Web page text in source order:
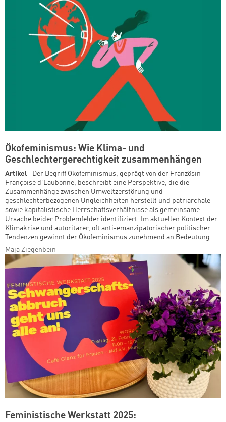
Ökofeminismus: Wie Klima- und
Geschlechtergerechtigkeit zusammenhängen
Artikel
Der Begriff Ökofeminismus, geprägt von der Französin
Françoise d’Eaubonne, beschreibt eine Perspektive, die die
Zusammenhänge zwischen Umweltzerstörung und
geschlechterbezogenen Ungleichheiten herstellt und patriarchale
sowie kapitalistische Herrschaftsverhältnisse als gemeinsame
Ursache beider Problemfelder identifiziert. Im aktuellen Kontext der
Klimakrise und autoritärer, oft anti-emanzipatorischer politischer
Tendenzen gewinnt der Ökofeminismus zunehmend an Bedeutung.
Maja Ziegenbein
Feministische Werkstatt 2025: